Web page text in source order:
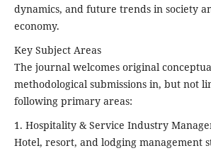
dynamics, and future trends in society
economy.
Key Subject Areas
The journal welcomes original
methodological submissions in, but not
following primary areas:
1. Hospitality & Service Industry
Hotel, resort, and lodging management